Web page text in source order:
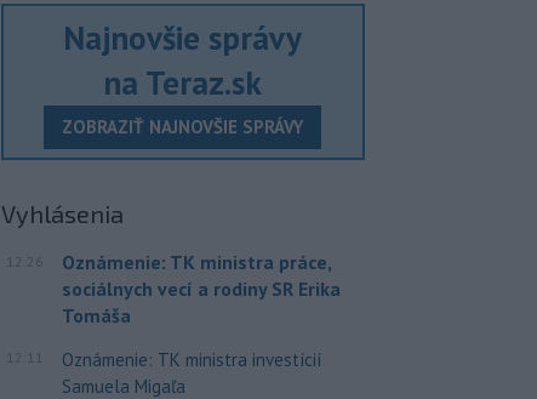
Najnovšie správy
na Teraz.sk
ZOBRAZIŤ NAJNOVŠIE SPRÁVY
Vyhlásenia
12:26
Oznámenie: TK ministra práce,
sociálnych vecí a rodiny SR Erika
Tomáša
12:11
Oznámenie: TK ministra investícií
Samuela Migaľa